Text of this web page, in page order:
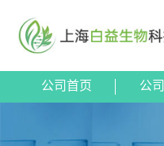
公司首页 公